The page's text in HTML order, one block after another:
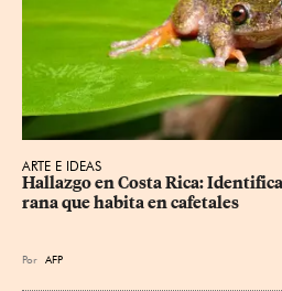
ARTE E IDEAS
Hallazgo en Costa Rica:
rana que habita en cafetales
Por AFP